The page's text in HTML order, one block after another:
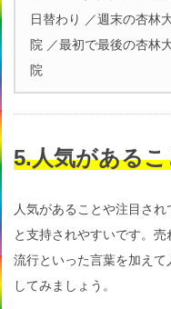
日替わり ／週末の杏林
院 ／最初で最後の杏林
院
5.人気がある
人気があることや注目さ
と支持されやすいです。売
流行といった言葉を加えて
してみましょう。